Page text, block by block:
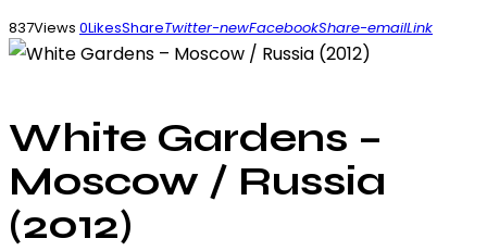
837Views 0LikesShareTwitter-newFacebookShare-emailLink
White Gardens –
Moscow / Russia
(2012)